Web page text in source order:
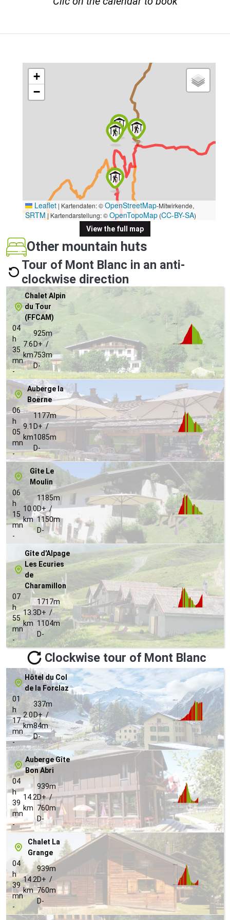
+
−
Leaflet | Kartendaten: ©OpenStreetMap-Mitwirkende,
SRTM| Kartendarstellung: ©OpenTopoMap (CC-BY-SA)
View the full map
Other mountain huts
Tour of Mont Blanc in an anti-
clockwise direction
Chalet Alpin
du Tour
(FFCAM)
04
h
35
mn
-
7.6
km
925m
D+ /
753m
D-
Auberge la
Boërne
06
h
05
mn
-
9.1
km
1177m
D+ /
1085m
D-
Gîte Le
Moulin
06
h
15
mn
-
10.0
km
1185m
D+ /
1150m
D-
Gîte d'Alpage
Les Ecuries
de
Charamillon
07
h
55
mn
-
13.3
km
1717m
D+ /
1104m
D-
Clockwise tour of Mont Blanc
Hôtel du Col
de la Forclaz
01
h
17
mn
-
2.0
km
337m
D+ /
84m
D-
Auberge Gîte
Bon Abri
04
h
39
mn
-
14.2
km
939m
D+ /
760m
D-
Chalet La
Grange
04
h
39
mn
-
14.2
km
939m
D+ /
760m
D-